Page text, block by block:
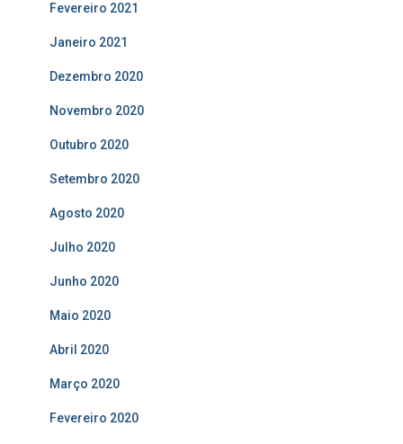
Fevereiro 2021
Janeiro 2021
Dezembro 2020
Novembro 2020
Outubro 2020
Setembro 2020
Agosto 2020
Julho 2020
Junho 2020
Maio 2020
Abril 2020
Março 2020
Fevereiro 2020